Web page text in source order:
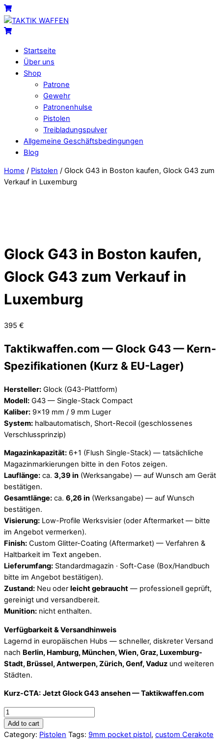
Skip
to
content
Menu
Cart
Cart
Startseite
Über uns
Shop
Patrone
Gewehr
Patronenhulse
Pistolen
Treibladungspulver
Allgemeine Geschäftsbedingungen
Blog
Close
Menu
Close
Cart
Home / Pistolen / Glock G43 in Boston kaufen, Glock G43 zum
Verkauf in Luxemburg
Glock G43 in Boston kaufen,
Glock G43 zum Verkauf in
Luxemburg
395 €
Taktikwaffen.com — Glock G43 — Kern-
Spezifikationen (Kurz & EU-Lager)
Hersteller: Glock (G43-Plattform)
Modell: G43 — Single-Stack Compact
Kaliber: 9×19 mm / 9 mm Luger
System: halbautomatisch, Short-Recoil (geschlossenes
Verschlussprinzip)
Magazinkapazität: 6+1 (Flush Single-Stack) — tatsächliche
Magazinmarkierungen bitte in den Fotos zeigen.
Lauflänge: ca. 3,39 in (Werksangabe) — auf Wunsch am Gerät
bestätigen.
Gesamtlänge: ca. 6,26 in (Werksangabe) — auf Wunsch
bestätigen.
Visierung: Low-Profile Werksvisier (oder Aftermarket — bitte
im Angebot vermerken).
Finish: Custom Glitter-Coating (Aftermarket) — Verfahren &
Haltbarkeit im Text angeben.
Lieferumfang: Standardmagazin · Soft-Case (Box/Handbuch
bitte im Angebot bestätigen).
Zustand: Neu oder leicht gebraucht — professionell geprüft,
gereinigt und versandbereit.
Munition: nicht enthalten.
Verfügbarkeit & Versandhinweis
Lagernd in europäischen Hubs — schneller, diskreter Versand
nach Berlin, Hamburg, München, Wien, Graz, Luxemburg-
Stadt, Brüssel, Antwerpen, Zürich, Genf, Vaduz und weiteren
Städten.
Kurz-CTA: Jetzt Glock G43 ansehen — Taktikwaffen.com
Glock
G43
in
Add to cart
Category: Pistolen Tags: 9mm pocket pistol, custom Cerakote